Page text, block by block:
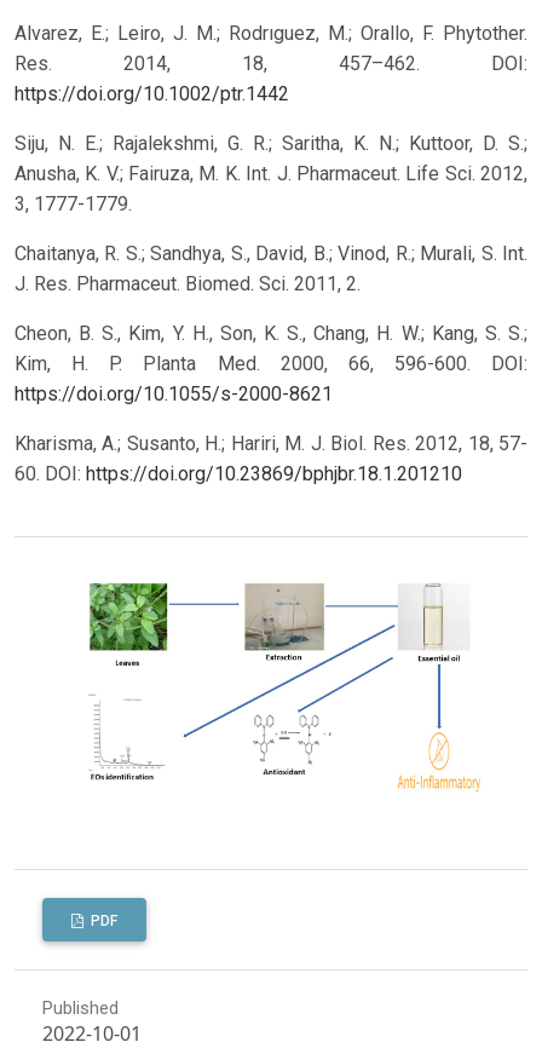
Alvarez, E.; Leiro, J. M.; Rodrıguez, M.; Orallo, F. Phytother.
Res. 2014, 18, 457–462. DOI:
https://doi.org/10.1002/ptr.1442
Siju, N. E.; Rajalekshmi, G. R.; Saritha, K. N.; Kuttoor, D. S.;
Anusha, K. V.; Fairuza, M. K. Int. J. Pharmaceut. Life Sci. 2012,
3, 1777-1779.
Chaitanya, R. S.; Sandhya, S., David, B.; Vinod, R.; Murali, S. Int.
J. Res. Pharmaceut. Biomed. Sci. 2011, 2.
Cheon, B. S., Kim, Y. H., Son, K. S., Chang, H. W.; Kang, S. S.;
Kim, H. P. Planta Med. 2000, 66, 596-600. DOI:
https://doi.org/10.1055/s-2000-8621
Kharisma, A.; Susanto, H.; Hariri, M. J. Biol. Res. 2012, 18, 57-
60. DOI: https://doi.org/10.23869/bphjbr.18.1.201210
PDF
Published
2022-10-01